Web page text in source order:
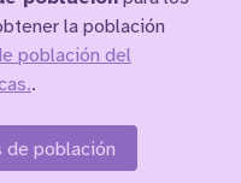
la población
población del
.
de población